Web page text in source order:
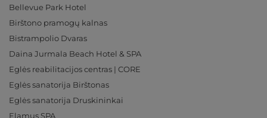
Bellevue Park Hotel
Birštono pramogų kalnas
Bistrampolio Dvaras
Daina Jurmala Beach Hotel & SPA
Eglės reabilitacijos centras | CORE
Eglės sanatorija Birštonas
Eglės sanatorija Druskininkai
Elamus SPA